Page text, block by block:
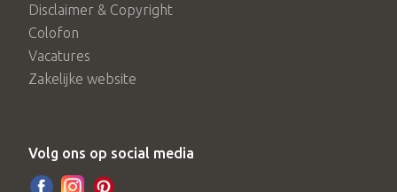
Disclaimer & Copyright
Colofon
Vacatures
Zakelijke website
Volg ons op social media